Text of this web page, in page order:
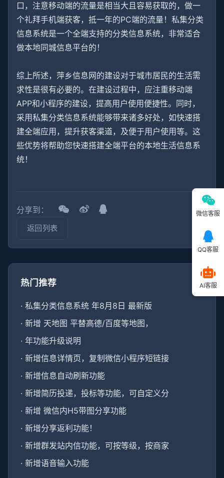
口，注意移动端的流量是相当大且容易获取的，做一
个礼拜手机端获客，抵一年的PC端的流量！私集分类
信息系统是一个全端支持的分类信息系统，非常适合
做本地同城信息平台的！
综上所述，萍乡信息网的建设对于城市居民的生活需
求性是很有必要的。在建设过程中，应注重移动端
APP和小程序的建设，提高用户使用便捷性。同时，
采用私集分类信息系统能够带来诸多好处，如快速搭
建全端应用，提升获客渠道，及便于用户使用等。这
些优势将帮助您快速搭建全端平台的本地生活信息系
统！
分享到：
返回列表
热门推荐
· 私集分类信息系统 年8月8日 最新版
· 新增 天地图 平替高德/百度等地图，
· 年功能升级说明
· 新增信息详情页，复制微信小程序短链接
· 新增信息自动刷新功能
· 新增简历投递，投标等功能，可自定义分
· 新增 微信内H5带图分享功能
· 新增分享返利功能！
· 新增群发站内信功能，可按等级，按商家
· 新增语音输入功能
微信客服
QQ客服
AI客服